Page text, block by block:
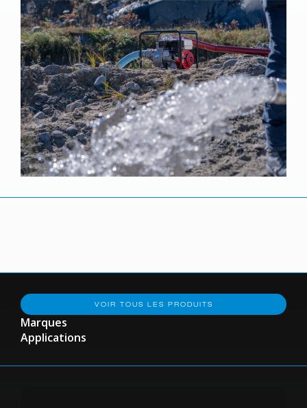
VOIR TOUS LES PRODUITS
Marques
Applications